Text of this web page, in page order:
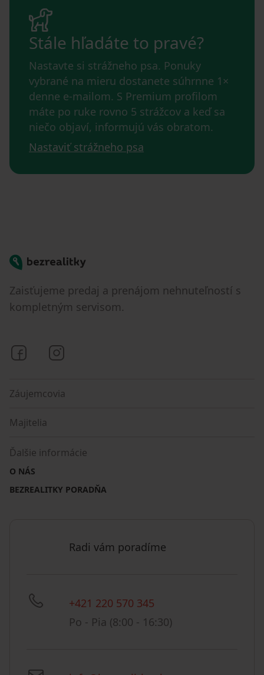
Stále hľadáte to pravé?
Nastavte si strážneho psa. Ponuky
vybrané na mieru dostanete súhrnne 1×
denne e-mailom. S Premium profilom
máte po ruke rovno 5 strážcov a keď sa
niečo objaví, informujú vás obratom.
Nastaviť strážneho psa
Bezrealitky
Zaisťujeme predaj a prenájom nehnuteľností s
kompletným servisom.
Bezrealitky na Facebooku
Záujemcovia
Majitelia
Ďalšie informácie
O NÁS
BEZREALITKY PORADŇA
Radi vám poradíme
+421 220 570 345
Po - Pia (8:00 - 16:30)